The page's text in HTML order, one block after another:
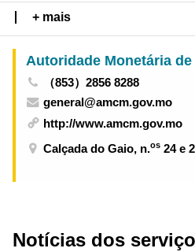
+ mais
Autoridade Monetária de
（853）2856 8288
general@amcm.gov.mo
http://www.amcm.gov.mo
Calçada do Gaio, n.os 24 e
Notícias dos